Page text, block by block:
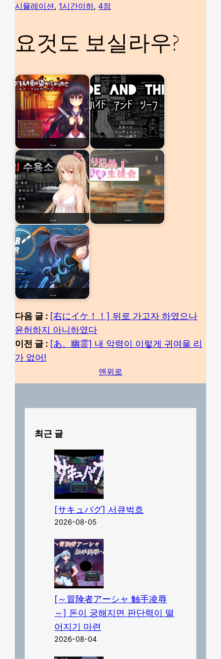
시뮬레이션, 1시간이하, 4점
요것도 보실라우?
… …
… …
…
다음 글 : [右にイケ！！] 뒤로 가고자 하였으나
윤허하지 아니하였다
이전 글 : [あ、幽霊] 내 악령이 이렇게 귀여울 리
가 없어!
맨위로
최근 글
[サキュバグ] 서큐벅흐
2026-08-05
[～冒険者アーシャ 触手凌辱
～] 돈이 궁해지면 판단력이 떨
어지기 마련
2026-08-04